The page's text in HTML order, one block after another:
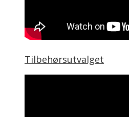
Tilbehørsutvalget